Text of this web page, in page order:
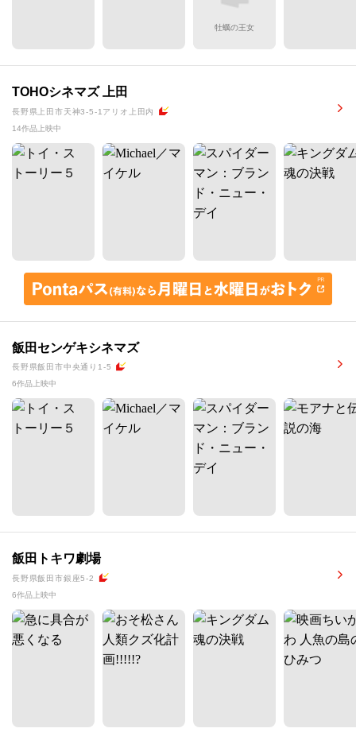
牡蠣の王女
TOHOシネマズ 上田
長野県上田市天神3-5-1アリオ上田内
14作品上映中
飯田センゲキシネマズ
長野県飯田市中央通り1-5
6作品上映中
飯田トキワ劇場
長野県飯田市銀座5-2
6作品上映中